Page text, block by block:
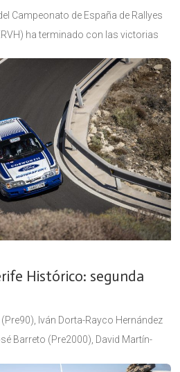
Campeonato de España de Rallyes
ha terminado con las victorias
Histórico: segunda
Iván Dorta-Rayco Hernández
Barreto (Pre2000), David Martín-